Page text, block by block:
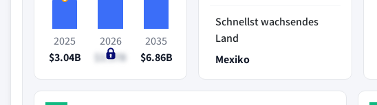
2025
$3.04B
2026
$3.37B
2035
$6.86B
Schnellst wachsendes
Land
Mexiko